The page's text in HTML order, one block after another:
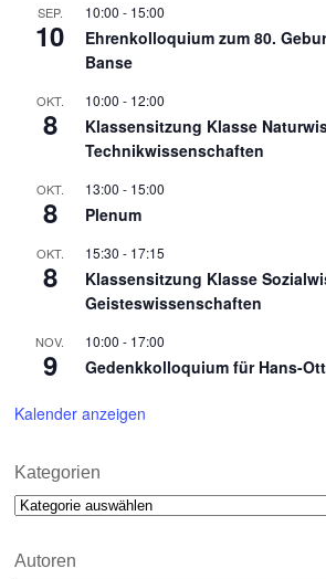
SEP.
10
10:00 - 15:00
Ehrenkolloquium zum 80.
Banse
OKT.
8
10:00 - 12:00
Klassensitzung Klasse
Technikwissenschaften
OKT.
8
13:00 - 15:00
Plenum
OKT.
8
15:30 - 17:15
Klassensitzung Klasse
Geisteswissenschaften
NOV.
9
10:00 - 17:00
Gedenkkolloquium für Hans-
Kalender anzeigen
Kategorien
Kategorien
Autoren